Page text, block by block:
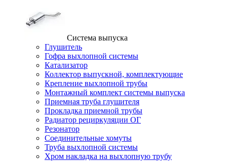
Система выпуска
Глушитель
Гофра выхлопной системы
Катализатор
Коллектор выпускной, комплектующие
Крепление выхлопной трубы
Монтажный комплект системы выпуска
Приемная труба глушителя
Прокладка приемной трубы
Радиатор рециркуляции ОГ
Резонатор
Соединительные хомуты
Труба выхлопной системы
Хром накладка на выхлопную трубу